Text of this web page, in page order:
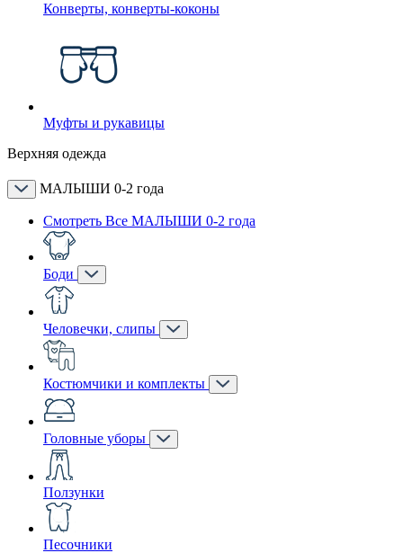
Конверты, конверты-коконы
Муфты и рукавицы
Верхняя одежда
МАЛЫШИ 0-2 года
Смотреть Все МАЛЫШИ 0-2 года
Боди
Человечки, слипы
Костюмчики и комплекты
Головные уборы
Ползунки
Песочники